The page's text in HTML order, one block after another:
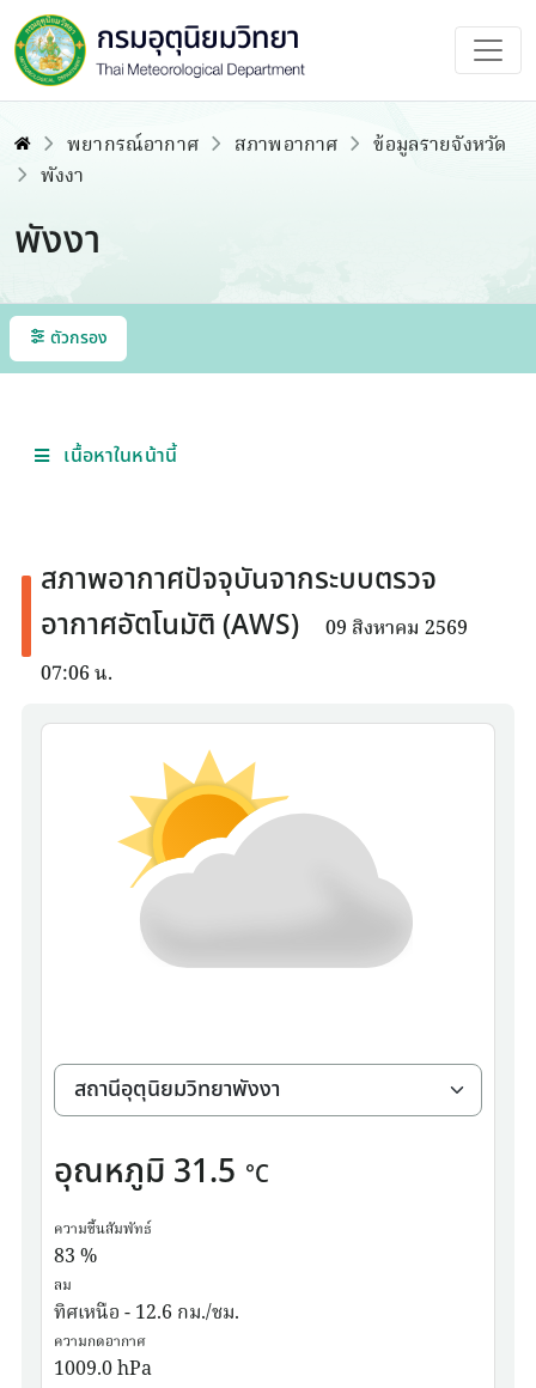
พยากรณ์อากาศ สภาพอากาศ
ข้อมูลรายจังหวัด
พังงา
พังงา
ตัวกรอง
เนื้อหาในหน้านี้
สภาพอากาศปัจจุบันจากระบบตรวจ
อากาศอัตโนมัติ (AWS)
09 สิงหาคม 2569
07:06 น.
อุณหภูมิ 31.5 °C
ความชื้นสัมพัทธ์
83%
ลม
ทิศเหนือ - 12.6 กม./ชม.
ความกดอากาศ
1009.0hPa